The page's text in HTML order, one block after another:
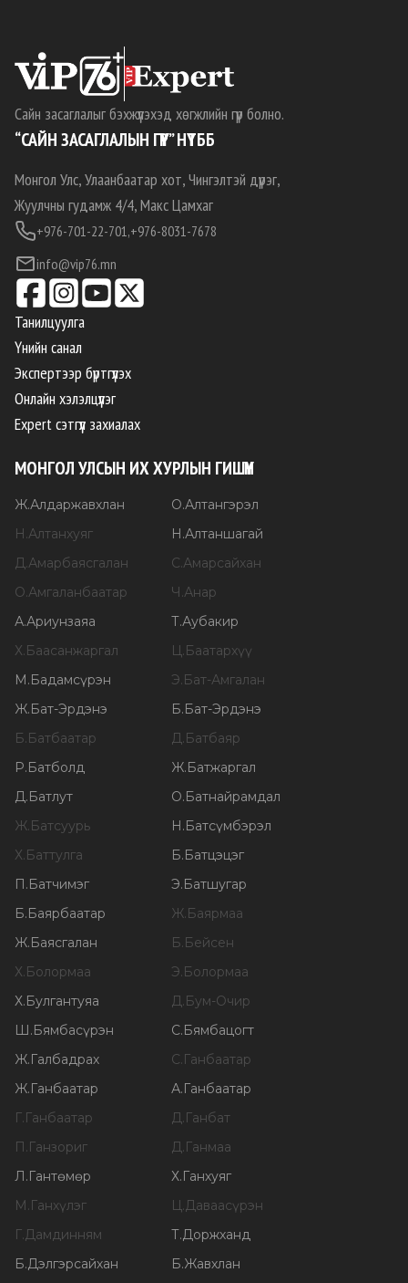
Сайн засаглалыг бэхжүүлэхэд хөгжлийн гүүр болно.
“САЙН ЗАСАГЛАЛЫН ГҮҮР” НҮТББ
Монгол Улс, Улаанбаатар хот, Чингэлтэй дүүрэг,
Жуулчны гудамж 4/4, Макс Цамхаг
+976-701-22-701,+976-8031-7678
info@vip76.mn
Танилцуулга
Үнийн санал
Экспертээр бүртгүүлэх
Онлайн хэлэлцүүлэг
Expert сэтгүүл захиалах
МОНГОЛ УЛСЫН ИХ ХУРЛЫН ГИШҮҮН
Ж.Алдаржавхлан О.Алтангэрэл
Н.Алтанхуяг Н.Алтаншагай
Д.Амарбаясгалан С.Амарсайхан
О.Амгаланбаатар Ч.Анар
А.Ариунзаяа Т.Аубакир
Х.Баасанжаргал Ц.Баатархүү
М.Бадамсүрэн Э.Бат-Амгалан
Ж.Бат-Эрдэнэ Б.Бат-Эрдэнэ
Б.Батбаатар Д.Батбаяр
Р.Батболд Ж.Батжаргал
Д.Батлут О.Батнайрамдал
Ж.Батсуурь Н.Батсүмбэрэл
Х.Баттулга Б.Батцэцэг
П.Батчимэг Э.Батшугар
Б.Баярбаатар Ж.Баярмаа
Ж.Баясгалан Б.Бейсен
Х.Болормаа Э.Болормаа
Х.Булгантуяа Д.Бум-Очир
Ш.Бямбасүрэн С.Бямбацогт
Ж.Галбадрах С.Ганбаатар
Ж.Ганбаатар А.Ганбаатар
Г.Ганбаатар Д.Ганбат
П.Ганзориг Д.Ганмаа
Л.Гантөмөр Х.Ганхуяг
М.Ганхүлэг Ц.Даваасүрэн
Г.Дамдинням Т.Доржханд
Б.Дэлгэрсайхан Б.Жавхлан